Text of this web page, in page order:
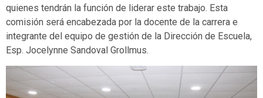
quienes tendrán la función de liderar este trabajo. Esta
comisión será encabezada por la docente de la carrera e
integrante del equipo de gestión de la Dirección de Escuela,
Esp. Jocelynne Sandoval Grollmus.